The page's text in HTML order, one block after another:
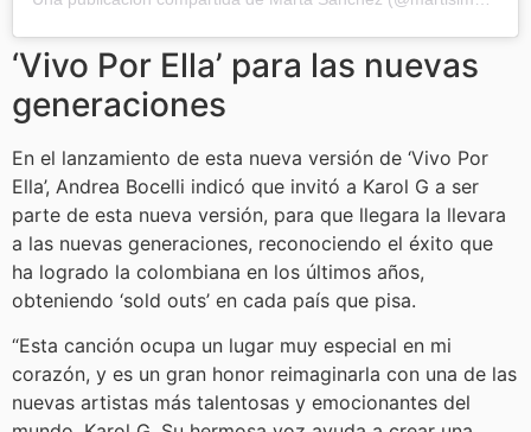
‘Vivo Por Ella’ para las nuevas
generaciones
En el lanzamiento de esta nueva versión de ‘Vivo Por
Ella’, Andrea Bocelli indicó que invitó a Karol G a ser
parte de esta nueva versión, para que llegara la llevara
a las nuevas generaciones, reconociendo el éxito que
ha logrado la colombiana en los últimos años,
obteniendo ‘sold outs’ en cada país que pisa.
“Esta canción ocupa un lugar muy especial en mi
corazón, y es un gran honor reimaginarla con una de las
nuevas artistas más talentosas y emocionantes del